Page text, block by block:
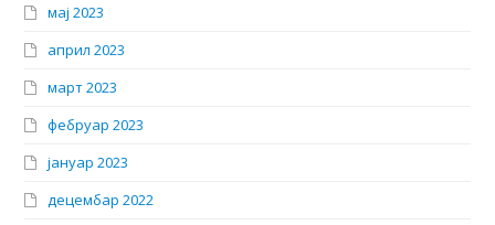
мај 2023
април 2023
март 2023
фебруар 2023
јануар 2023
децембар 2022